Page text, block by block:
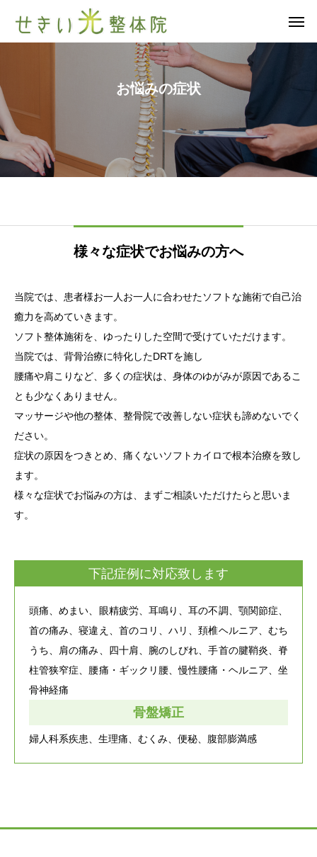
お悩みの症状
様々な症状でお悩みの方へ
当院では、患者様お一人お一人に合わせたソフトな施術で自己治
癒力を高めていきます。
ソフト整体施術を、ゆったりした空間で受けていただけます。
当院では、背骨治療に特化したDRTを施し
腰痛や肩こりなど、多くの症状は、身体のゆがみが原因であるこ
とも少なくありません。
マッサージや他の整体、整骨院で改善しない症状も諦めないでく
ださい。
症状の原因をつきとめ、痛くないソフトカイロで根本治療を致し
ます。
様々な症状でお悩みの方は、まずご相談いただけたらと思いま
す。
下記症例に対応致します
頭痛、めまい、眼精疲労、耳鳴り、耳の不調、顎関節症、
首の痛み、寝違え、首のコリ、ハリ、頚椎ヘルニア、むち
うち、肩の痛み、四十肩、 腕のしびれ、手首の腱鞘炎、脊
柱管狭窄症、 腰痛・ギックリ腰、慢性腰痛・ヘルニア、坐
骨神経痛
骨盤矯正
婦人科系疾患、生理痛、むくみ、便秘、腹部膨満感